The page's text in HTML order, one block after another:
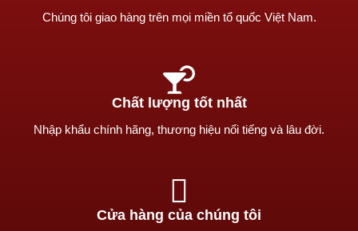
Chúng tôi giao hàng trên mọi miền tổ quốc Việt Nam.
Chất lượng tốt nhất
Nhập khẩu chính hãng, thương hiệu nổi tiếng và lâu đời.
Cửa hàng của chúng tôi